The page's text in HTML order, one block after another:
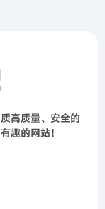
高质量、安全的
趣的网站！